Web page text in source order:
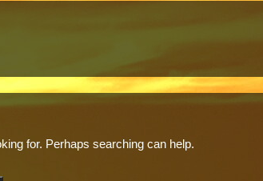
for. Perhaps searching can help.